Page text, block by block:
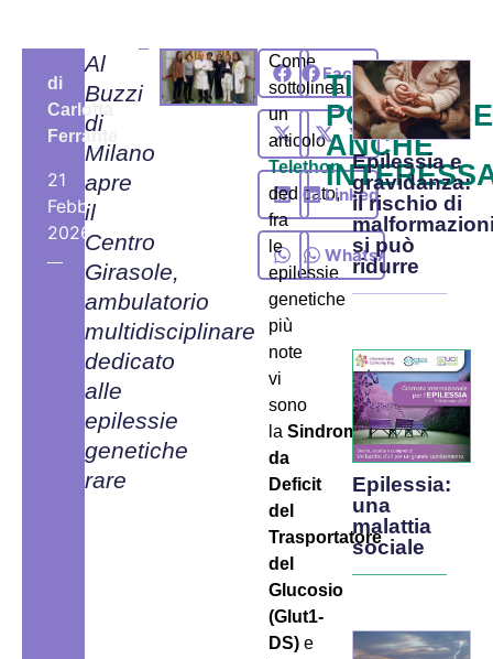
di
Carlotta
Ferrante
21
Febbraio,
2026
Al
Buzzi
di
Milano
apre
il
Centro
Girasole,
ambulatorio
multidisciplinare
dedicato
alle
epilessie
genetiche
rare
Come
sottolinea
un
articolo
Telethon
dedicato,
fra
le
epilessie
genetiche
più
note
vi
sono
la Sindrome
da
Deficit
del
Trasportatore
del
Glucosio
(Glut1-
DS)e
Facebook
X
LinkedIn
WhatsApp
TI
POTREBBE
ANCHE
Epilessia e
gravidanza:
il rischio di
si può
ridurre
Epilessia:
una
malattia
sociale